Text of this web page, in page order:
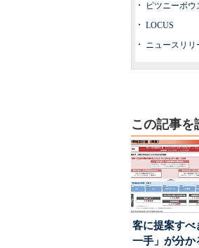
ピツニーボウ
LOCUS
ニュースリリ
この記事を
客に提案すべ
一手」が分